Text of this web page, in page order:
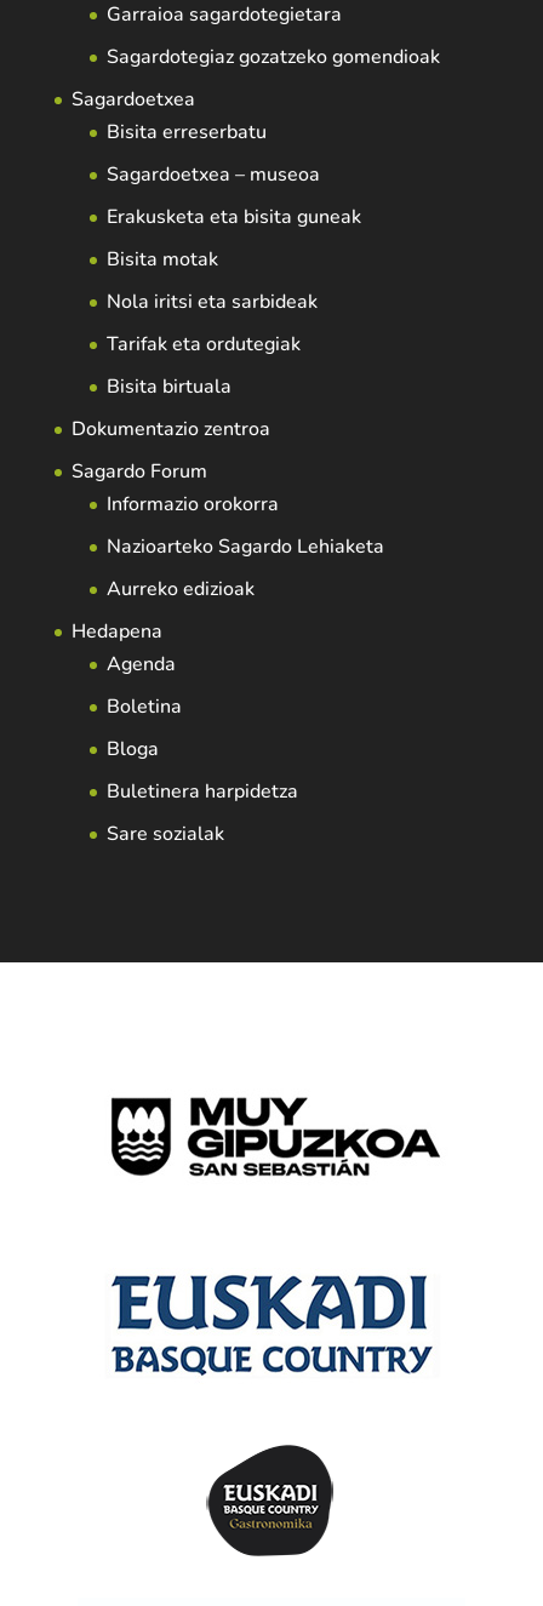
Garraioa sagardotegietara
Sagardotegiaz gozatzeko gomendioak
Sagardoetxea
Bisita erreserbatu
Sagardoetxea – museoa
Erakusketa eta bisita guneak
Bisita motak
Nola iritsi eta sarbideak
Tarifak eta ordutegiak
Bisita birtuala
Dokumentazio zentroa
Sagardo Forum
Informazio orokorra
Nazioarteko Sagardo Lehiaketa
Aurreko edizioak
Hedapena
Agenda
Boletina
Bloga
Buletinera harpidetza
Sare sozialak